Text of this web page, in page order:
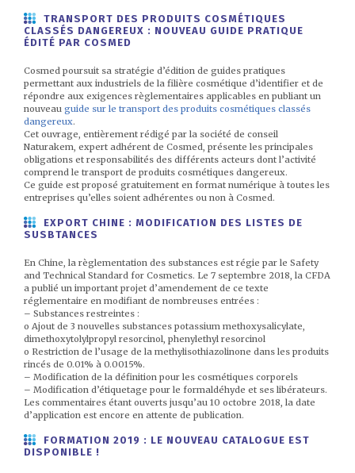
TRANSPORT DES PRODUITS COSMÉTIQUES
CLASSÉS DANGEREUX : NOUVEAU GUIDE PRATIQUE
ÉDITÉ PAR COSMED
Cosmed poursuit sa stratégie d’édition de guides pratiques
permettant aux industriels de la filière cosmétique d’identifier et de
répondre aux exigences règlementaires applicables en publiant un
nouveau guide sur le transport des produits cosmétiques classés
dangereux.
Cet ouvrage, entièrement rédigé par la société de conseil
Naturakem, expert adhérent de Cosmed, présente les principales
obligations et responsabilités des différents acteurs dont l’activité
comprend le transport de produits cosmétiques dangereux.
Ce guide est proposé gratuitement en format numérique à toutes les
entreprises qu’elles soient adhérentes ou non à Cosmed.
EXPORT CHINE : MODIFICATION DES LISTES DE
SUSBTANCES
En Chine, la règlementation des substances est régie par le Safety
and Technical Standard for Cosmetics. Le 7 septembre 2018, la CFDA
a publié un important projet d’amendement de ce texte
réglementaire en modifiant de nombreuses entrées :
– Substances restreintes :
o Ajout de 3 nouvelles substances potassium methoxysalicylate,
dimethoxytolylpropyl resorcinol, phenylethyl resorcinol
o Restriction de l’usage de la methylisothiazolinone dans les produits
rincés de 0.01% à 0.0015%.
– Modification de la définition pour les cosmétiques corporels
– Modification d’étiquetage pour le formaldéhyde et ses libérateurs.
Les commentaires étant ouverts jusqu’au 10 octobre 2018, la date
d’application est encore en attente de publication.
FORMATION 2019 : LE NOUVEAU CATALOGUE EST
DISPONIBLE !